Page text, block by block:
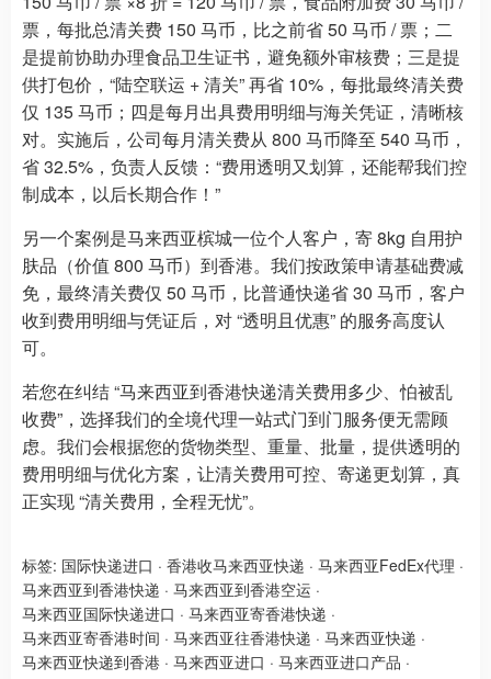
票，每批总清关费 150 马币，比之前省 50 马币 / 票；二
是提前协助办理食品卫生证书，避免额外审核费；三是提
供打包价，“陆空联运 + 清关” 再省 10%，每批最终清关费
仅 135 马币；四是每月出具费用明细与海关凭证，清晰核
对。实施后，公司每月清关费从 800 马币降至 540 马币，
省 32.5%，负责人反馈：“费用透明又划算，还能帮我们控
制成本，以后长期合作！”
另一个案例是马来西亚槟城一位个人客户，寄 8kg 自用护
肤品（价值 800 马币）到香港。我们按政策申请基础费减
免，最终清关费仅 50 马币，比普通快递省 30 马币，客户
收到费用明细与凭证后，对 “透明且优惠” 的服务高度认
可。
若您在纠结 “马来西亚到香港快递清关费用多少、怕被乱
收费”，选择我们的全境代理一站式门到门服务便无需顾
虑。我们会根据您的货物类型、重量、批量，提供透明的
费用明细与优化方案，让清关费用可控、寄递更划算，真
正实现 “清关费用，全程无忧”。
标签: 国际快递进口 · 香港收马来西亚快递 · 马来西亚FedEx代理 ·
马来西亚到香港快递 · 马来西亚到香港空运 ·
马来西亚国际快递进口 · 马来西亚寄香港快递 ·
马来西亚寄香港时间 · 马来西亚往香港快递 · 马来西亚快递 ·
马来西亚快递到香港 · 马来西亚进口 · 马来西亚进口产品 ·